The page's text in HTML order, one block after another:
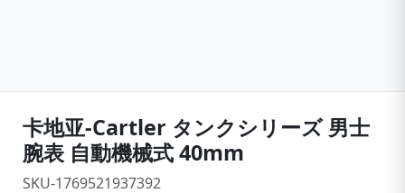
卡地亚-Cartler タンクシリーズ 男士
腕表 自動機械式 40mm
SKU-1769521937392